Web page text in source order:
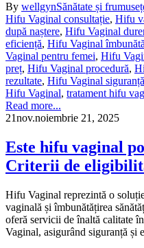
By wellgynSănătate și
Hifu Vaginal consultație, Hifu
după naștere, Hifu Vaginal
eficiență, Hifu Vaginal
Vaginal pentru femei, Hifu
preț, Hifu Vaginal procedură,
rezultate, Hifu Vaginal siguranță
Hifu Vaginal, tratament hifu
Read more...
21nov.noiembrie 21, 2025
Este hifu vaginal
Criterii de
Hifu Vaginal reprezintă o
vaginală și îmbunătățirea
oferă servicii de înaltă calitate
Vaginal, asigurând siguranță și